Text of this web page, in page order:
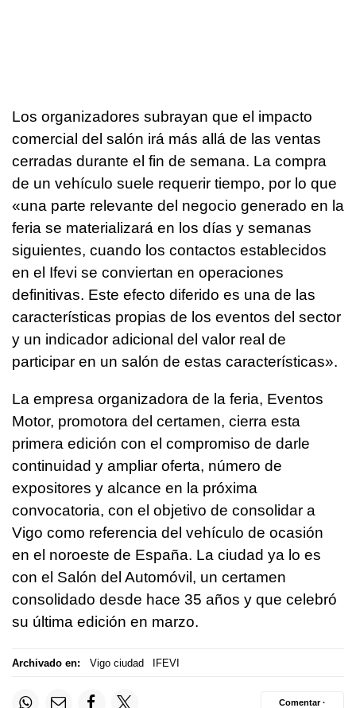
Los organizadores subrayan que el impacto
comercial del salón irá más allá de las ventas
cerradas durante el fin de semana. La compra
de un vehículo suele requerir tiempo, por lo que
«una parte relevante del negocio generado en la
feria se materializará en los días y semanas
siguientes, cuando los contactos establecidos
en el Ifevi se conviertan en operaciones
definitivas. Este efecto diferido es una de las
características propias de los eventos del sector
y un indicador adicional del valor real de
participar en un salón de estas características».
La empresa organizadora de la feria, Eventos
Motor, promotora del certamen, cierra esta
primera edición con el compromiso de darle
continuidad y ampliar oferta, número de
expositores y alcance en la próxima
convocatoria, con el objetivo de consolidar a
Vigo como referencia del vehículo de ocasión
en el noroeste de España. La ciudad ya lo es
con el Salón del Automóvil, un certamen
consolidado desde hace 35 años y que celebró
su última edición en marzo.
Archivado en: Vigo ciudad IFEVI
Comentar ·